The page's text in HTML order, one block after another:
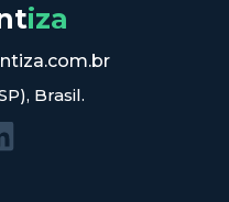
iza
Brasil.